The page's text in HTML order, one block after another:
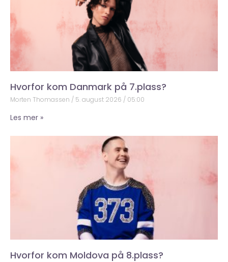
Hvorfor kom Danmark på 7.plass?
Morten Thomassen 5. august 2026 05:00
Les mer »
Hvorfor kom Moldova på 8.plass?